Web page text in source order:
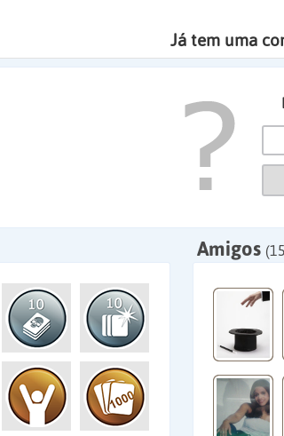
Já tem uma
Amigos